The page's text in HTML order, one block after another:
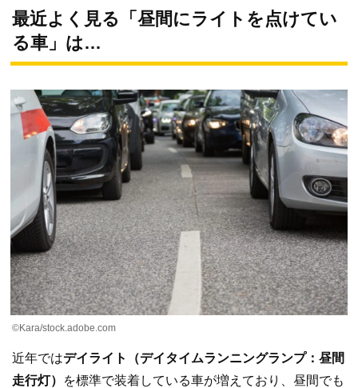
最近よく見る「昼間にライトを点けてい
る車」は…
©Kara/stock.adobe.com
近年ではデイライト（デイタイムランニングランプ：昼間
走行灯）
を標準で装着している車が増えており、昼間でも